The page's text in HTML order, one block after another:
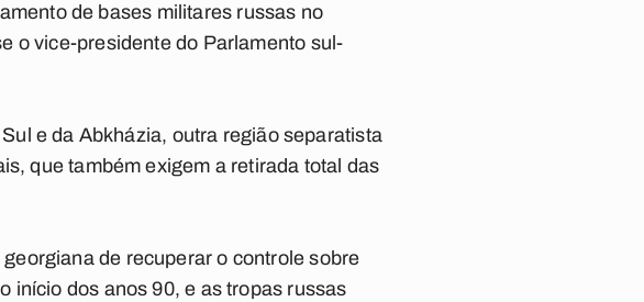
de bases militares russas no
o vice-presidente do Parlamento sul-
e da Abkházia, outra região separatista
que também exigem a retirada total das
de recuperar o controle sobre
início dos anos 90, e as tropas russas